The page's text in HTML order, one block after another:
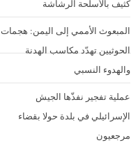
كثيف بالأسلحة الرشاشة
المبعوث الأممي إلى اليمن: هجمات
الحوثيين تهدّد مكاسب الهدنة
والهدوء النسبي
عملية تفجير نفذّها الجيش
الإسرائيلي في بلدة حولا بقضاء
مرجعيون